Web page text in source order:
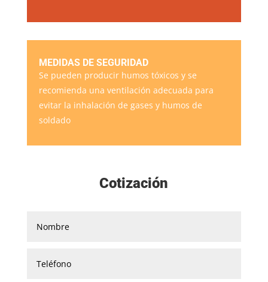
MEDIDAS DE SEGURIDAD
Se pueden producir humos tóxicos y se
recomienda una ventilación adecuada para
evitar la inhalación de gases y humos de
soldado
Cotización